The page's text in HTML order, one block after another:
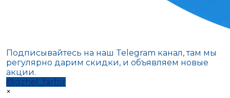
Подписывайтесь на наш Telegram канал, там мы
регулярно дарим скидки, и объявляем новые
акции.
@gzhel_farfor
×